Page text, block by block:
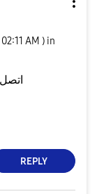
02:11 AM ) in
REPLY